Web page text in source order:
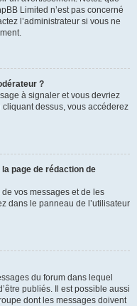
Limited n’est pas concerné
l’administrateur si vous ne
?
à signaler et vous devriez
dessus, vous accéderez
page de rédaction de
vos messages et de les
dans le panneau de l’utilisateur
du forum dans lequel
publiés. Il est possible aussi
dont les messages doivent